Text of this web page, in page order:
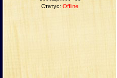
Статус: Offline